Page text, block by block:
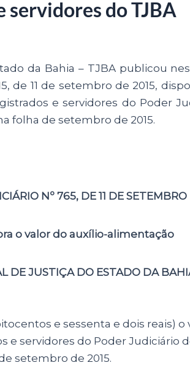
servidores do TJBA
da Bahia – TJBA publicou
de 11 de setembro de 2015,
e servidores do Poder
folha de setembro de 2015.
Nº 765, DE 11 DE SETEMBRO
o valor do auxílio-alimentação
DE JUSTIÇA DO ESTADO DA
e sessenta e dois reais) o
e servidores do Poder Judiciário
setembro de 2015.